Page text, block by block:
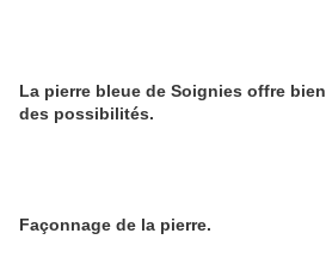
La pierre bleue de Soignies offre bien
des possibilités.
Façonnage de la pierre.